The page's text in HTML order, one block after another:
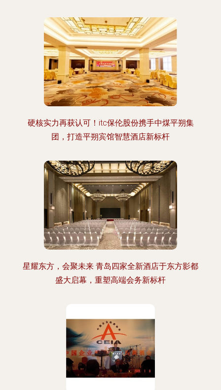
硬核实力再获认可！itc保伦股份携手中煤平朔集
团，打造平朔宾馆智慧酒店新标杆
星耀东方，会聚未来 青岛四家全新酒店于东方影都
盛大启幕，重塑高端会务新标杆